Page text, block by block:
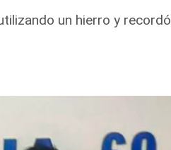
un hierro y recordó